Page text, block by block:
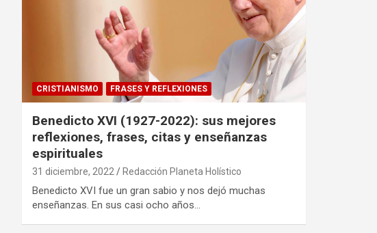
CRISTIANISMO FRASES Y REFLEXIONES
Benedicto XVI (1927-2022): sus mejores
reflexiones, frases, citas y enseñanzas
espirituales
31 diciembre, 2022 Redacción Planeta Holístico
Benedicto XVI fue un gran sabio y nos dejó muchas
enseñanzas. En sus casi ocho años…